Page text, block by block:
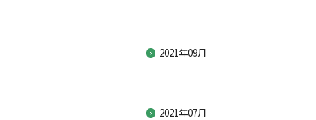
2021年09月
2021年07月